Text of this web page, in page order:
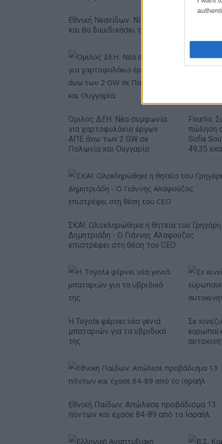
Εθνική Νεανίδων: Νίκησε 67-65 τη
και θα διεκδικήσει την 5η θέση
Όμιλος ΔΕΗ: Νέα συμφωνία
για χαρτοφυλάκιο έργων
ΑΠΕ άνω των 2 GW σε
Πολωνία και Ουγγαρία
Fourlis:
πώληση
Sofia
49,35
ΣΚΑΪ: Ολοκληρώθηκε η θητεία του Γρηγόρη
Δημητριάδη - Ο Γιάννης Αλαφούζος
επιστρέφει στη θέση του CEO
Η Toyota φέρνει νέα γενιά
μπαταριών για τα υβριδικά
της
Σε
Εθνική Παίδων: Απώλεσε προβάδισμα 13
πόντων και έχασε 84-89 από το Ισραήλ